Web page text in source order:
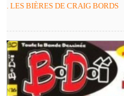
. LES BIÈRES DE CRAIG BORDS